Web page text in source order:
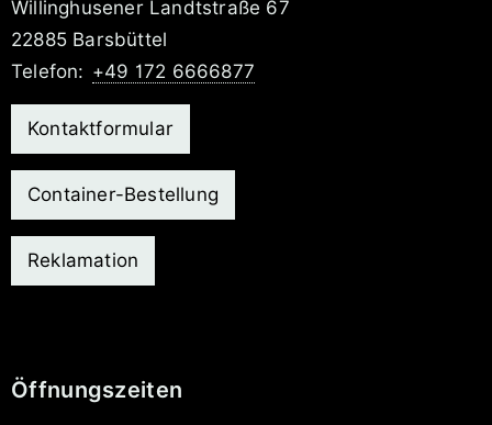
Willinghusener Landtstraße 67
22885 Barsbüttel
Telefon: +49 172 6666877
Kontaktformular
Container-Bestellung
Reklamation
Öffnungszeiten